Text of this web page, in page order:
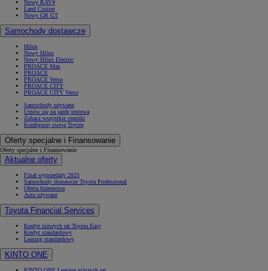
Nowy RAV4
Land Cruiser
Nowy GR GT
Samochody dostawcze
Hilux
Nowy Hilux
Nowy Hilux Electric
PROACE Max
PROACE
PROACE Verso
PROACE CITY
PROACE CITY Verso
Samochody używane
Umów się na jazdę testową
Zobacz wszystkie cenniki
Konfiguruj swoją Toyotę
Oferty specjalne i Finansowanie
Oferty specjalne i Finansowanie
Aktualne oferty
Finał wyprzedaży 2025
Samochody dostawcze Toyota Professional
Oferta biznesowa
Auta używane
Toyota Financial Services
Kredyt niższych rat Toyota Easy
Kredyt standardowy
Leasing standardowy
KINTO ONE